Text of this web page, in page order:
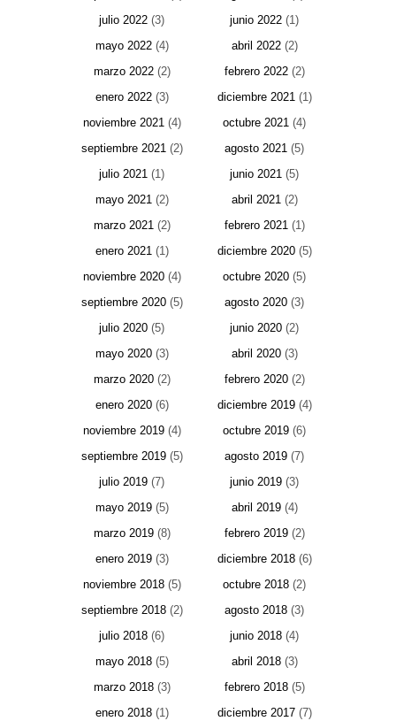
julio 2022 (3) junio 2022 (1)
mayo 2022(4) abril 2022(2)
marzo 2022(2) febrero 2022(2)
enero 2022(3) diciembre 2021(1)
noviembre 2021(4) octubre 2021 (4)
septiembre 2021(2) agosto 2021 (5)
julio 2021 (1) junio 2021 (5)
mayo 2021(2) abril 2021(2)
marzo 2021(2) febrero 2021(1)
enero 2021(1) diciembre 2020(5)
noviembre 2020(4) octubre 2020 (5)
septiembre 2020(5) agosto 2020 (3)
julio 2020 (5) junio 2020 (2)
mayo 2020(3) abril 2020(3)
marzo 2020(2) febrero 2020(2)
enero 2020(6) diciembre 2019(4)
noviembre 2019(4) octubre 2019 (6)
septiembre 2019(5) agosto 2019 (7)
julio 2019 (7) junio 2019 (3)
mayo 2019(5) abril 2019(4)
marzo 2019(8) febrero 2019(2)
enero 2019(3) diciembre 2018(6)
noviembre 2018(5) octubre 2018 (2)
septiembre 2018(2) agosto 2018 (3)
julio 2018 (6) junio 2018 (4)
mayo 2018(5) abril 2018(3)
marzo 2018(3) febrero 2018(5)
enero 2018(1) diciembre 2017(7)